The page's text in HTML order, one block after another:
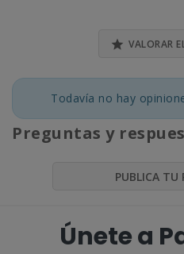
 VALORAR
Todavía no hay
Preguntas y
PUBLICA TU
Únete a